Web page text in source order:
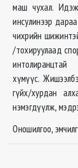
маш чухал.
инсулинээр
чихрийн
/тохируулаад
хүмүүс.
гүйх/хурдан
нэмэгдүүлж,
Оношилгоо,